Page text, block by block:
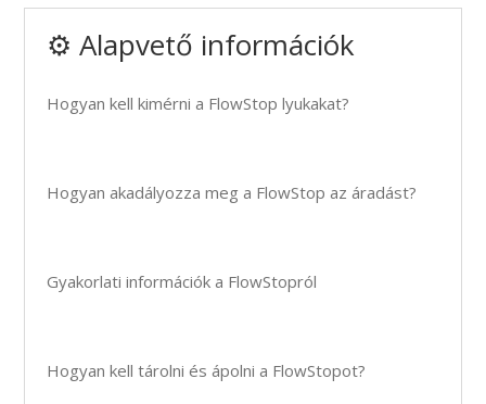
⚙️ Alapvető információk
Hogyan kell kimérni a FlowStop lyukakat?
Hogyan akadályozza meg a FlowStop az áradást?
Gyakorlati információk a FlowStopról
Hogyan kell tárolni és ápolni a FlowStopot?